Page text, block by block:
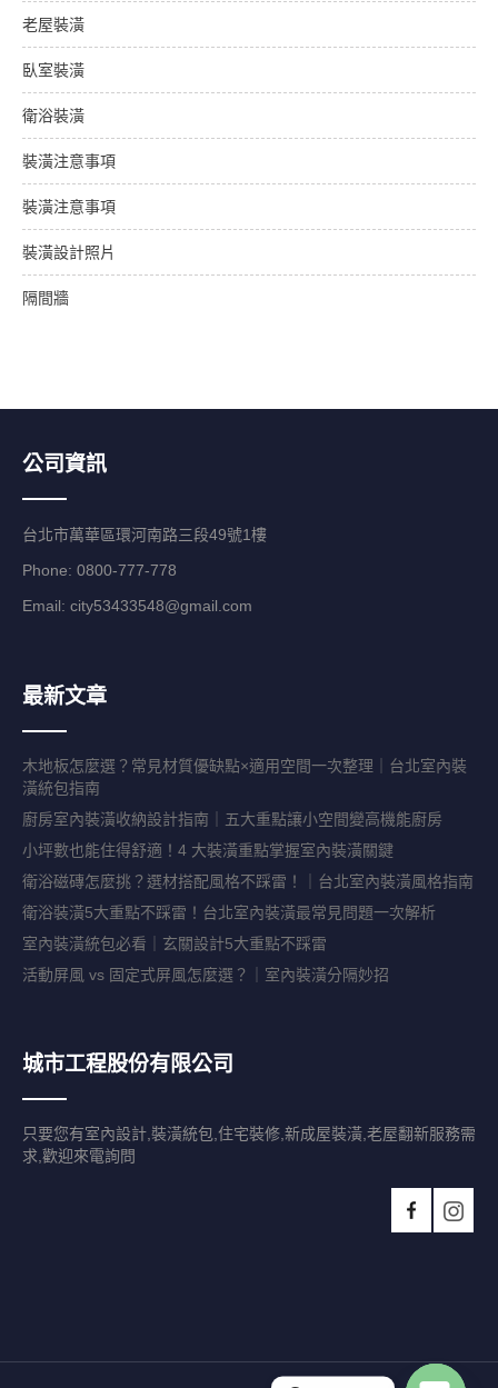
老屋裝潢
臥室裝潢
衛浴裝潢
裝潢注意事項
裝潢注意事項
裝潢設計照片
隔間牆
公司資訊
台北市萬華區環河南路三段49號1樓
Phone: 0800-777-778
Email: city53433548@gmail.com
最新文章
木地板怎麼選？常見材質優缺點×適用空間一次整理｜台北室內裝
潢統包指南
廚房室內裝潢收納設計指南｜五大重點讓小空間變高機能廚房
小坪數也能住得舒適！4 大裝潢重點掌握室內裝潢關鍵
衛浴磁磚怎麼挑？選材搭配風格不踩雷！｜台北室內裝潢風格指南
衛浴裝潢5大重點不踩雷！台北室內裝潢最常見問題一次解析
室內裝潢統包必看｜玄關設計5大重點不踩雷
活動屏風 vs 固定式屏風怎麼選？｜室內裝潢分隔妙招
城市工程股份有限公司
只要您有室內設計,裝潢統包,住宅裝修,新成屋裝潢,老屋翻新服務需
求,歡迎來電詢問